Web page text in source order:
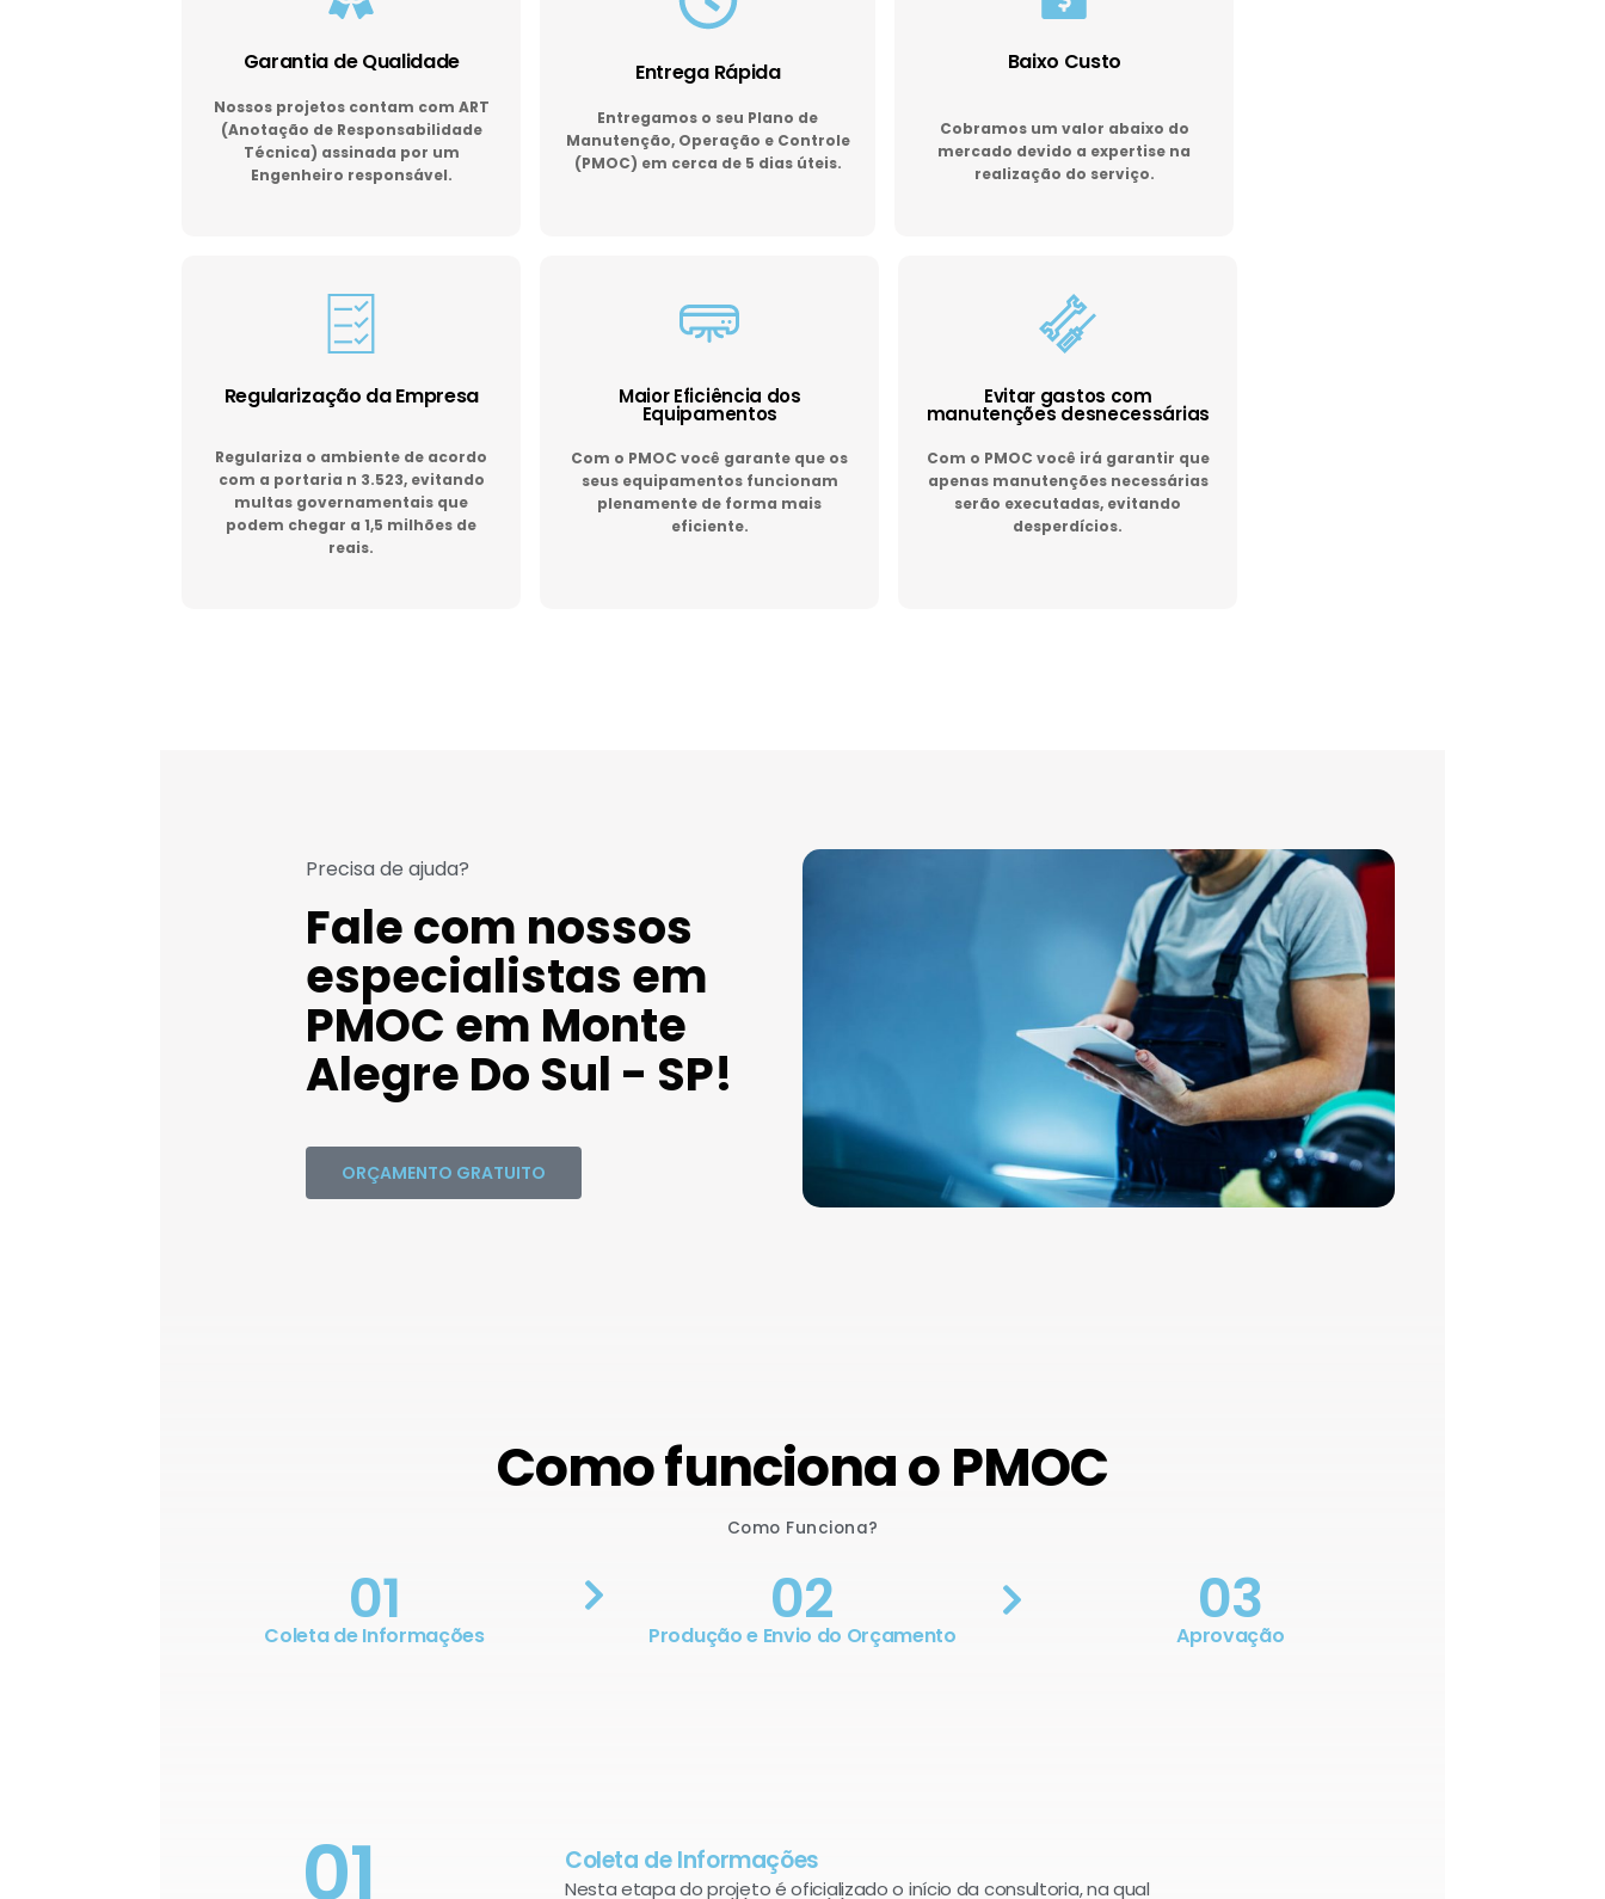
Garantia de Qualidade
Nossos projetos contam com ART
(Anotação de Responsabilidade
Técnica) assinada por um
Engenheiro responsável.
Entrega Rápida
Entregamos o seu Plano de
Manutenção, Operação e Controle
(PMOC) em cerca de 5 dias úteis.
Baixo Custo
Cobramos um valor abaixo do
mercado devido a expertise na
realização do serviço.
Regularização da Empresa
Regulariza o ambiente de acordo
com a portaria n 3.523, evitando
multas governamentais que
podem chegar a 1,5 milhões de
reais.
Maior Eficiência dos
Equipamentos
Com o PMOC você garante que os
seus equipamentos funcionam
plenamente de forma mais
eficiente.
Evitar gastos com
manutenções desnecessárias
Com o PMOC você irá garantir que
apenas manutenções necessárias
serão executadas, evitando
desperdícios.
Precisa de ajuda?
Fale com nossos
especialistas em
PMOC em Monte
Alegre Do Sul - SP!
ORÇAMENTO GRATUITO
Como funciona o PMOC
Como Funciona?
01
Coleta de Informações 02
Produção e Envio do Orçamento 03
Aprovação
01 Coleta de Informações
Nesta etapa do projeto é oficializado o início da consultoria, na qual